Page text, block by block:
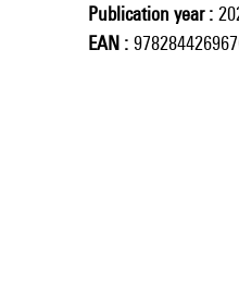
Publication year
EAN